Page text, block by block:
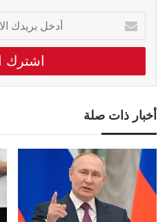
أدخل
بريدك
الالكتروني
أخبار ذات صلة